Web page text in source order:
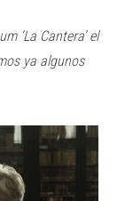
‘La Cantera’ el
ya algunos